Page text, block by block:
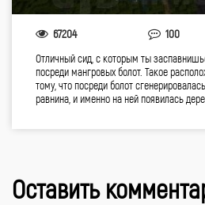
67204 100
Отличный сид, с которым ты
посреди мангровых болот. Такое
тому, что посреди болот
равнина, и именно на ней появилась
Оставить